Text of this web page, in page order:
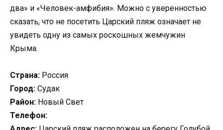
два» и «Человек-амфибия». Можно с уверенностью
сказать, что не посетить Царский пляж означает не
увидеть одну из самых роскошных жемчужин
Крыма.
Страна: Россия
Город: Судак
Район: Новый Свет
Телефон: